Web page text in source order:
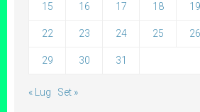
15 16 17 18 19
22 23 24 25 26
29 30 31
« Lug Set »